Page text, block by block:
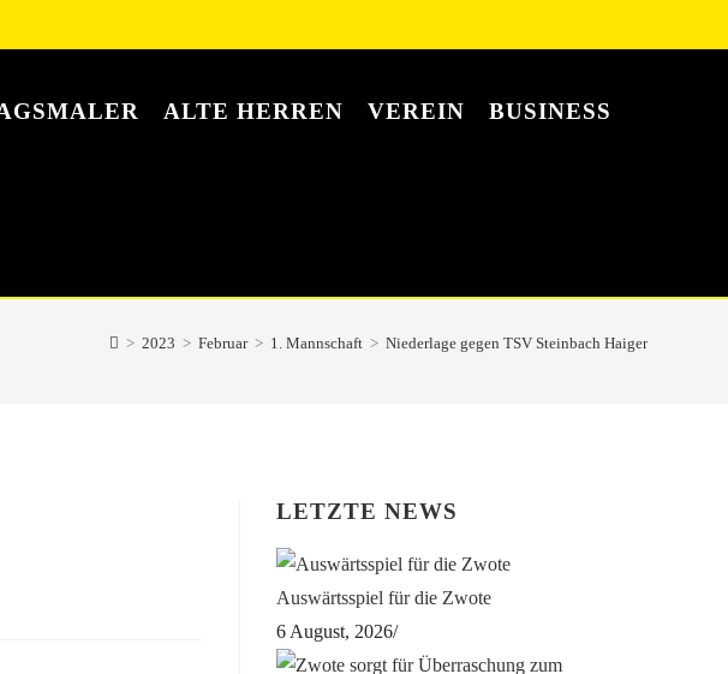
ALTE HERREN VEREIN BUSINESS
> 2023 > Februar > 1. Mannschaft > Niederlage gegen TSV Steinbach Haiger
LETZTE NEWS
Auswärtsspiel für die Zwote
6 August, 2026/